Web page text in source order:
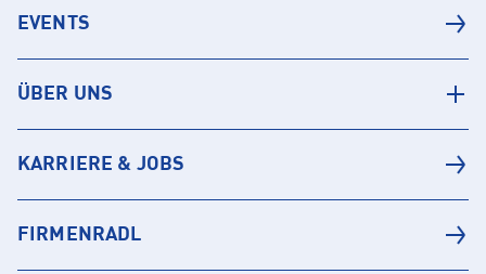
EVENTS
ÜBER UNS
KARRIERE & JOBS
FIRMENRADL